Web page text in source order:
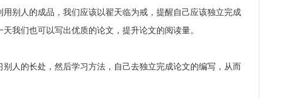
别人的成品，我们应该以翟天临为戒，提醒自己应该独立完成
我们也可以写出优质的论文，提升论文的阅读量。
人的长处，然后学习方法，自己去独立完成论文的编写，从而